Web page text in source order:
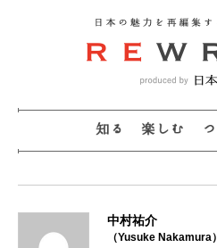
中村祐介
（Yusuke Nakamura）